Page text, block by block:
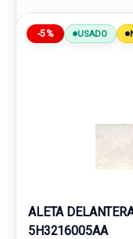
-5% USADO
ALETA
5H3216005AA